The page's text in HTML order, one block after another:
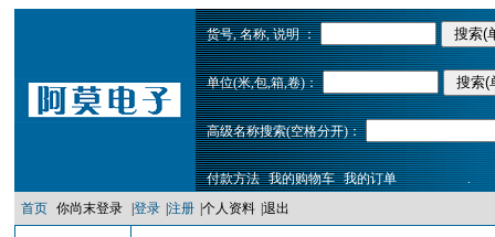
货号, 名称, 说明 ：
单位(米,包,箱,卷)：
高级名称搜索(空格分开)：
付款方法 我的购物车 我的订单
.
首页 你尚末登录 登录 注册 个人资料 退出